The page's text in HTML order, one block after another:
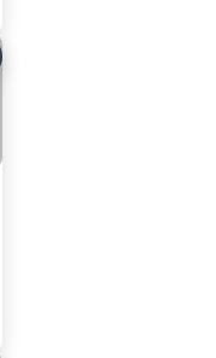
aos favoritos